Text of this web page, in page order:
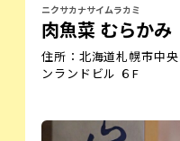
肉魚菜 むらかみ
ニクサカナサイムラカミ
住所：北海道札幌市中
ンランドビル ６F